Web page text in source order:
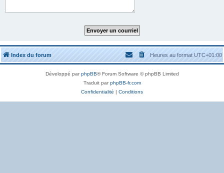
Index du forum Heures au formatUTC+01:00
Développé parphpBB® Forum Software © phpBB Limited
Traduit parphpBB-fr.com
Confidentialité | Conditions